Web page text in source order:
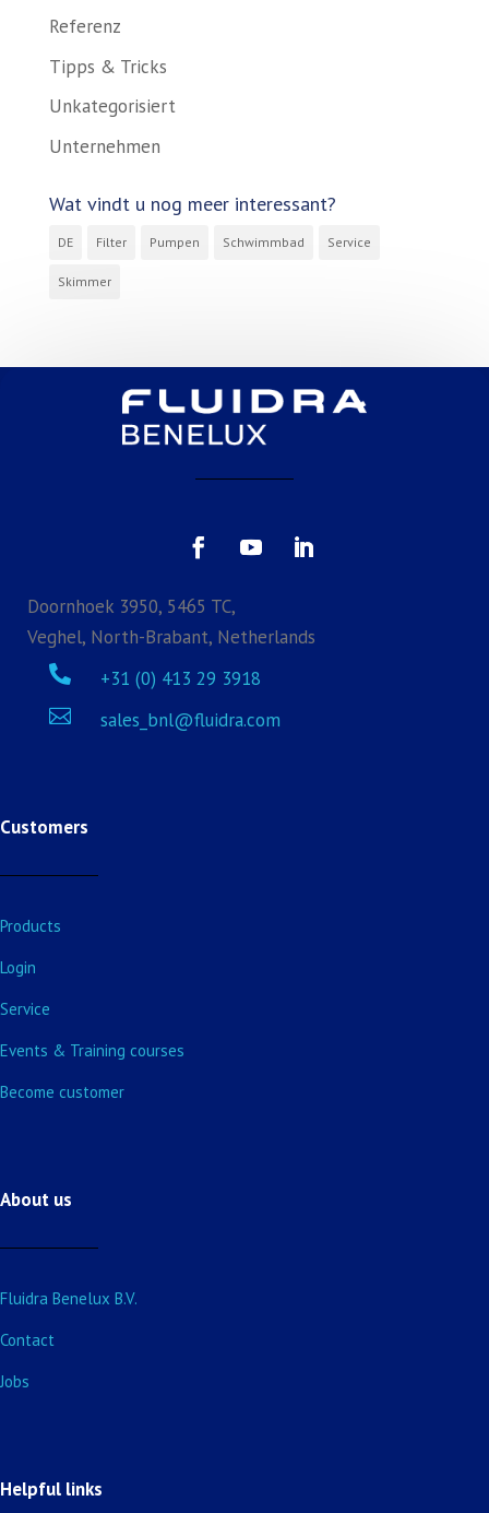
Referenz
Tipps & Tricks
Unkategorisiert
Unternehmen
Wat vindt u nog meer interessant?
DE Filter Pumpen Schwimmbad Service
Skimmer
Doornhoek 3950, 5465 TC,
Veghel, North-Brabant, Netherlands
 +31 (0) 413 29 3918
 sales_bnl@fluidra.com
Customers
Products
Login
Service
Events & Training courses
Become customer
About us
Fluidra Benelux B.V.
Contact
Jobs
Helpful links